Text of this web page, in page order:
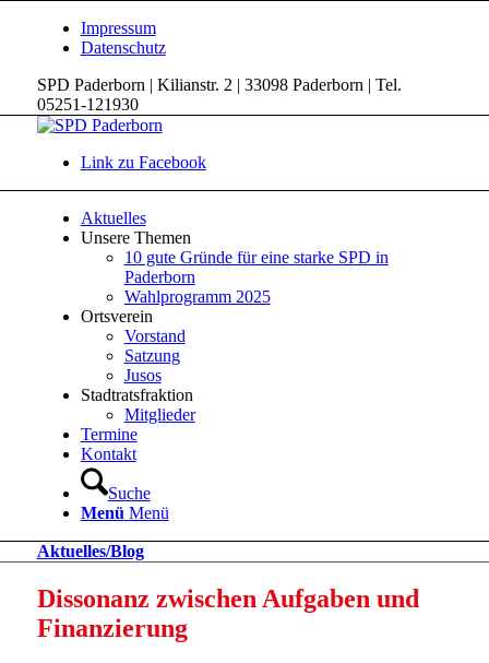
Impressum
Datenschutz
SPD Paderborn | Kilianstr. 2 | 33098 Paderborn | Tel.
05251-121930
Link zu Facebook
Aktuelles
Unsere Themen
10 gute Gründe für eine starke SPD in
Paderborn
Wahlprogramm 2025
Ortsverein
Vorstand
Satzung
Jusos
Stadtratsfraktion
Mitglieder
Termine
Kontakt
Suche
Menü Menü
Aktuelles/Blog
Dissonanz zwischen Aufgaben und
Finanzierung